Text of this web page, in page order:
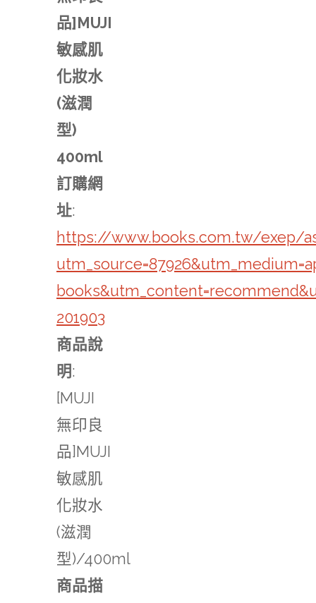
品]MUJI
敏感肌
化妝水
(滋潤
型)
400ml
訂購網
址:
https://www.books.com.tw/exep/
201903
商品說
明:
[MUJI
無印良
品]MUJI
敏感肌
化妝水
(滋潤
型)/400ml
商品描